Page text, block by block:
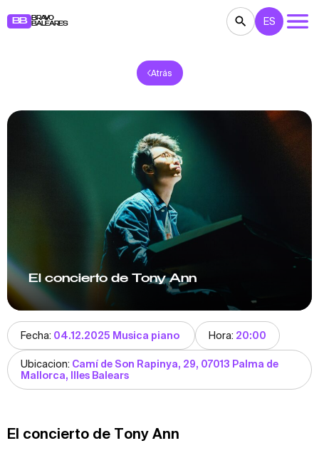
BB
BRAVO
BALEARES
TEATRO
MERCADILLOS
PARA NIÑOS BB NOTE
ES
Atrás
El concierto de Tony Ann
Fecha: 04.12.2025 Musica piano Hora: 20:00
Ubicacion: Camí de Son Rapinya, 29, 07013 Palma de
Mallorca, Illes Balears
El concierto de Tony Ann